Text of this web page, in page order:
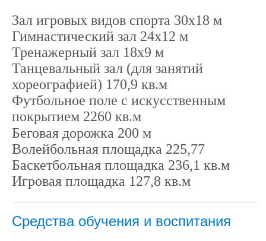
Зал игровых видов спорта 30х18 м
Гимнастический зал 24х12 м
Тренажерный зал 18х9 м
Танцевальный зал (для занятий
хореографией) 170,9 кв.м
Футбольное поле с искусственным
покрытием 2260 кв.м
Беговая дорожка 200 м
Волейбольная площадка 225,77
Баскетбольная площадка 236,1 кв.м
Игровая площадка 127,8 кв.м
Средства обучения и воспитания